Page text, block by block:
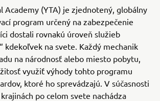
Academy (YTA) je zjednotený, globálny
program určený na zabezpečenie
dostali rovnakú úroveň služieb
kdekoľvek na svete. Každý mechanik
na národnosť alebo miesto pobytu,
využiť výhody tohto programu
ktoré ho sprevádzajú. V súčasnosti
po celom svete nachádza